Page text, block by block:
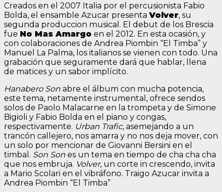
Creados en el 2007 Italia por el percusionista Fabio
Bolda, el ensamble Azucar presentaVolver, su
segunda produccion musical. El debut de los Brescia
fue No Mas Amargo en el 2012. En esta ocasión, y
con colaboraciones de Andrea Piombin “El Timba” y
Manuel La Palma, los italianos se vienen con todo. Una
grabación que seguramente dará que hablar, llena
de matices y un sabor implícito.
Hanabero Son abre el álbum con mucha potencia,
este tema, netamente instrumental, ofrece sendos
solos de Paolo Malacarne en la trompeta y de Simone
Bigioli y Fabio Bolda en el piano y congas,
respectivamente. Urban Trafic, asemejando a un
trancón callejero, nos amarra y no nos deja mover, con
un solo por mencionar de Giovanni Bersini en el
timbal. Son Son es un tema en tiempo de cha cha cha
que nos embruja. Volver, un corte in crescendo, invita
a Mario Scolari en el vibráfono. Traigo Azucar invita a
Andrea Piombin “El Timba”